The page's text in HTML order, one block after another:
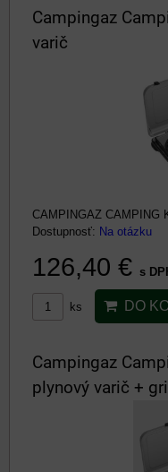
Campingaz
varič
CAMPINGAZ CAMPING
Dostupnosť: Na otázku
126,40 € s
ks DO
Campingaz
plynový varič +